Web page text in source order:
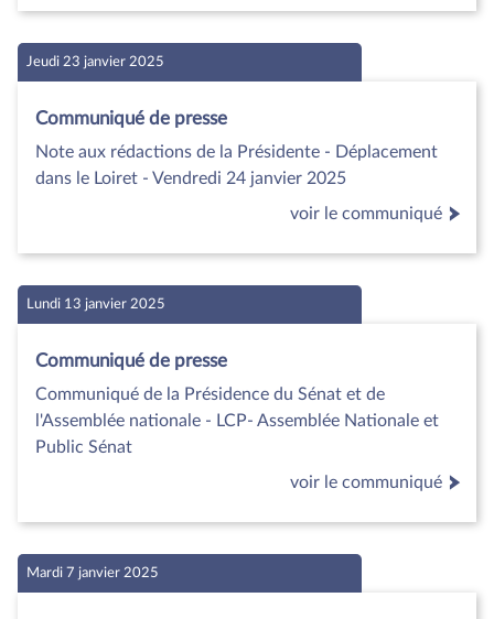
Jeudi 23 janvier 2025
Communiqué de presse
Note aux rédactions de la Présidente - Déplacement
dans le Loiret - Vendredi 24 janvier 2025
voir le communiqué
Lundi 13 janvier 2025
Communiqué de presse
Communiqué de la Présidence du Sénat et de
l'Assemblée nationale - LCP- Assemblée Nationale et
Public Sénat
voir le communiqué
Mardi 7 janvier 2025